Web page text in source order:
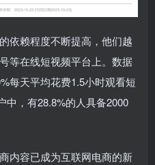
依赖程度不断提高，他们越
等在线短视频平台上。数据
每天平均花费1.5小时观看短
中，有28.8%的人具备2000
内容已成为互联网电商的新